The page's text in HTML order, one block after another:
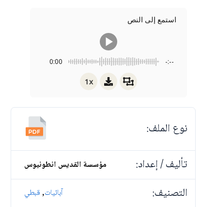
استمع إلى النص
0:00 -:--
1x
نوع الملف:
تأليف / إعداد:
مؤسسة القديس انطونيوس
التصنيف: آبائيات,قبطي